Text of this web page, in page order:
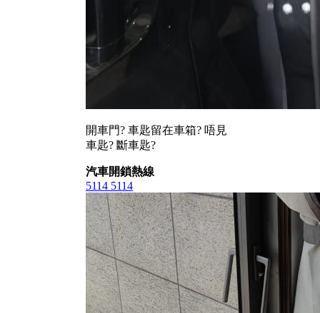
開車門? 車匙留在車箱? 唔見
車匙? 斷車匙?
汽車開鎖熱線
5114 5114